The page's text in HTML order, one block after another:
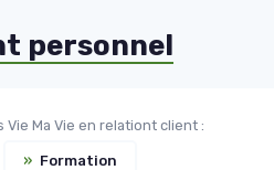
personnel
Ma Vie en relationt client :
» Formation